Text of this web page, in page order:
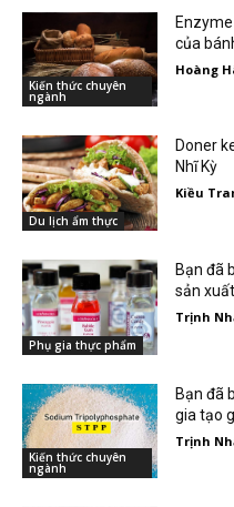
Kiến thức chuyên
ngành
của
Hoàng
Du lịch ẩm thực
Doner
Nhĩ Kỳ
Kiều
Phụ gia thực phẩm
Bạn đã
sản
Trịnh
Kiến thức chuyên
ngành
Bạn đã
gia tạo
Trịnh